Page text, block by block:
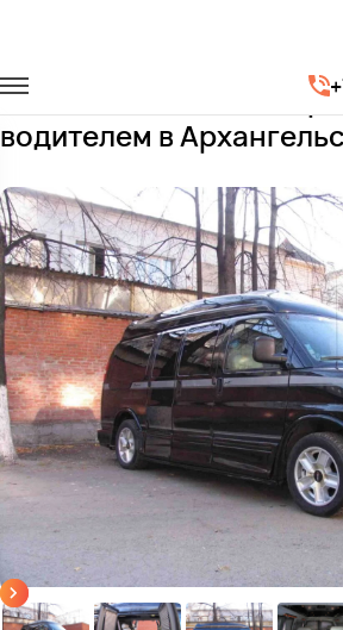
Заказать Chevrolet
водителем в